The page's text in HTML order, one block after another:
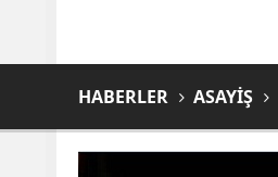
HABERLER ASAYİŞ